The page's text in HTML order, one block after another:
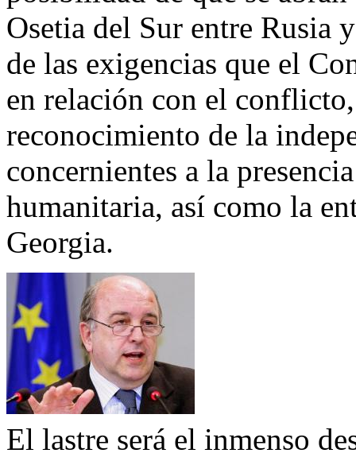
Osetia del Sur entre Rusia
de las exigencias que el
en relación con el
reconocimiento de la
concernientes a la
humanitaria, así como la
Georgia.
El lastre será el inmenso